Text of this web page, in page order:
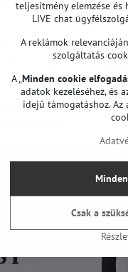
(SE)(F1) és
e.
teljesítmény elemzése és
LIVE chat
A reklámok
szolgáltatás
A „ Minden cookie
adatok kezeléséhez, és
idejű támogatáshoz.
Csak a